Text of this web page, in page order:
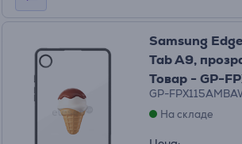
Samsung
Tab A9,
Товар - GP-
GP-
На складе